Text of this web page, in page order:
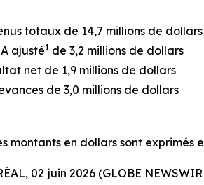
totaux de 14,7 millions de dollars
ajusté1 de 3,2 millions de dollars
net de 1,9 millions de dollars
de 3,0 millions de dollars
montants en dollars sont exprimés
02 juin 2026 (GLOBE